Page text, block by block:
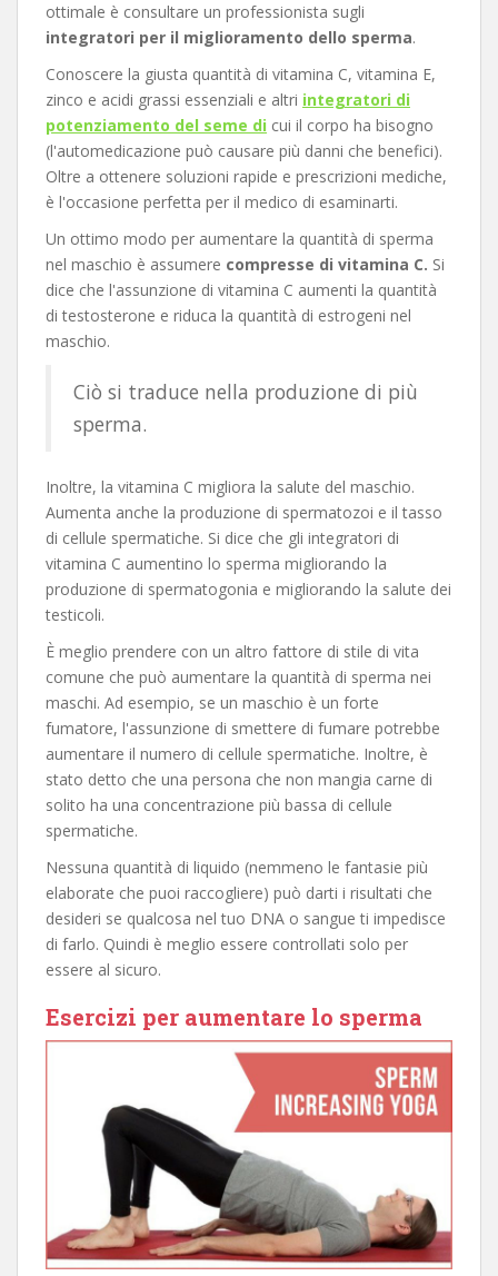
ottimale è consultare un professionista sugli
integratori per il miglioramento dello sperma.
Conoscere la giusta quantità di vitamina C, vitamina E,
zinco e acidi grassi essenziali e altri integratori di
potenziamento del seme di cui il corpo ha bisogno
(l'automedicazione può causare più danni che benefici).
Oltre a ottenere soluzioni rapide e prescrizioni mediche,
è l'occasione perfetta per il medico di esaminarti.
Un ottimo modo per aumentare la quantità di sperma
nel maschio è assumere compresse di vitamina C. Si
dice che l'assunzione di vitamina C aumenti la quantità
di testosterone e riduca la quantità di estrogeni nel
maschio.
Ciò si traduce nella produzione di più
sperma.
Inoltre, la vitamina C migliora la salute del maschio.
Aumenta anche la produzione di spermatozoi e il tasso
di cellule spermatiche. Si dice che gli integratori di
vitamina C aumentino lo sperma migliorando la
produzione di spermatogonia e migliorando la salute dei
testicoli.
È meglio prendere con un altro fattore di stile di vita
comune che può aumentare la quantità di sperma nei
maschi. Ad esempio, se un maschio è un forte
fumatore, l'assunzione di smettere di fumare potrebbe
aumentare il numero di cellule spermatiche. Inoltre, è
stato detto che una persona che non mangia carne di
solito ha una concentrazione più bassa di cellule
spermatiche.
Nessuna quantità di liquido (nemmeno le fantasie più
elaborate che puoi raccogliere) può darti i risultati che
desideri se qualcosa nel tuo DNA o sangue ti impedisce
di farlo. Quindi è meglio essere controllati solo per
essere al sicuro.
Esercizi per aumentare lo sperma